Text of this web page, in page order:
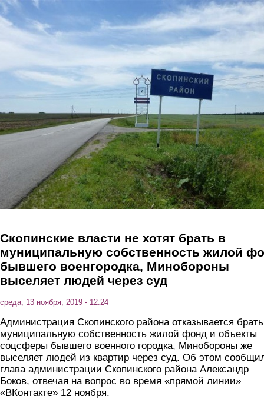
Перейти к основному содержанию
Скопинские власти не хотят брать в
муниципальную собственность жилой
бывшего военгородка, Минобороны
выселяет людей через суд
среда, 13 ноября, 2019 - 12:24
Администрация Скопинского района отказывается
муниципальную собственность жилой фонд и объекты
соцсферы бывшего военного городка, Минобороны же
выселяет людей из квартир через суд. Об этом
глава администрации Скопинского района Александр
Боков, отвечая на вопрос во время «прямой линии»
«ВКонтакте» 12 ноября.